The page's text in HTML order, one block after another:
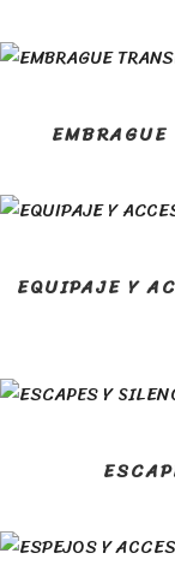
EQUIPAJE Y